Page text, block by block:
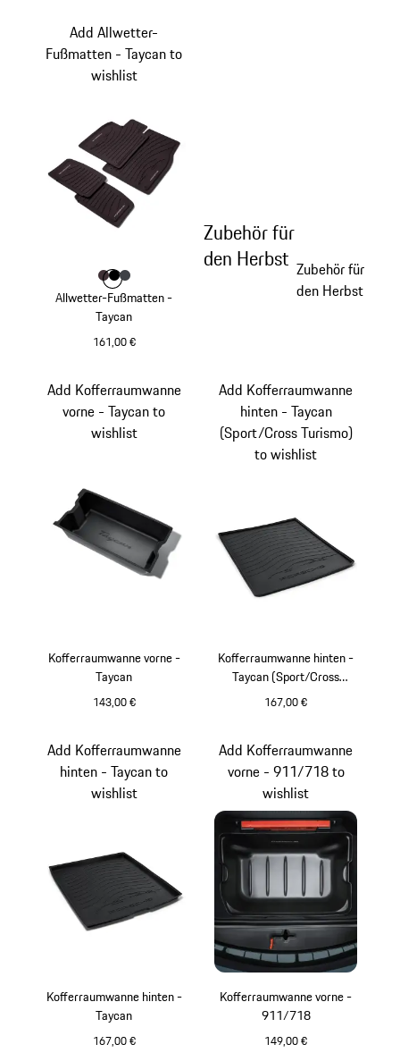
Allwetter-Fußmatten -
Taycan
161,00 €
Add Allwetter-
Fußmatten - Taycan to
wishlist
Farbe
Farbe
FarbeFarbe
Zubehör für
den Herbst Zubehör für
den Herbst
Kofferraumwanne vorne -
Taycan
143,00 €
Add Kofferraumwanne
vorne - Taycan to
wishlist
Kofferraumwanne hinten -
Taycan (Sport/Cross
Turismo)
167,00 €
Add Kofferraumwanne
hinten - Taycan
(Sport/Cross Turismo)
to wishlist
Kofferraumwanne hinten -
Taycan
167,00 €
Add Kofferraumwanne
hinten - Taycan to
wishlist
Kofferraumwanne vorne -
911/718
149,00 €
Add Kofferraumwanne
vorne - 911/718 to
wishlist